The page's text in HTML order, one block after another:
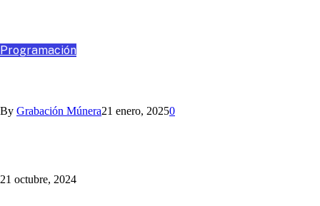
Programación
By Grabación Múnera21 enero, 20250
21 octubre, 2024